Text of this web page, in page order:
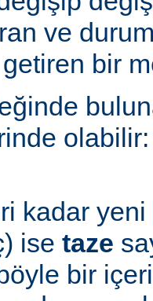
ve
bir
olabilir:
kadar yeni
ise taze
bir